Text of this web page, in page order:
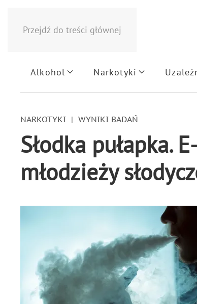
Przejdź do treści głównej
Alkohol Narkotyki
NARKOTYKI WYNIKI BADAŃ
Słodka pułapka.
młodzieży